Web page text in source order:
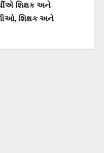
શિક્ષક અને
શિક્ષક અને